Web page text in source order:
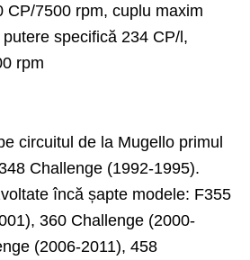
CP/7500 rpm, cuplu maxim
specifică 234 CP/l,
rpm
circuitul de la Mugello primul
Challenge (1992-1995).
încă șapte modele: F355
360 Challenge (2000-
(2006-2011), 458